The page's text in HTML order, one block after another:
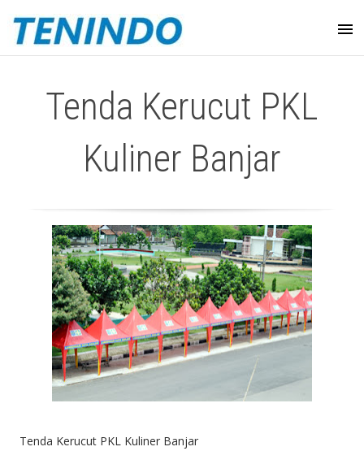
Tenda Kerucut PKL
Kuliner Banjar
Tenda Kerucut PKL Kuliner Banjar